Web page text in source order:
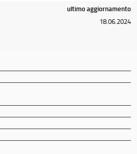
ultimo aggiornamento
18.06.2024